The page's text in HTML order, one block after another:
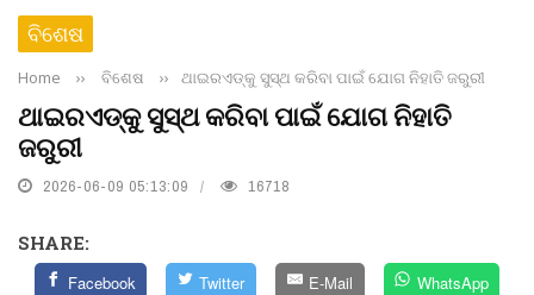
ବିଶେଷ
Home ›› ବିଶେଷ ›› ଥାଇରଏଡ୍‌କୁ ସୁସ୍ଥ କରିବା ପାଇଁ ଯୋଗ ନିହାତି ଜରୁରୀ
ଥାଇରଏଡ୍‌କୁ ସୁସ୍ଥ କରିବା ପାଇଁ ଯୋଗ ନିହାତି
ଜରୁରୀ
2026-06-09 05:13:09 16718
SHARE:
Facebook Twitter E-Mail WhatsApp